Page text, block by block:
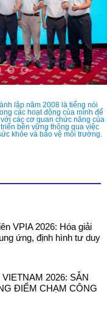
lập năm 2008 là tiếng nói
các hoạt động của mình để
các cơ quan chức năng của
bền vững thông qua việc
khỏe và bảo vệ môi trường.
VPIA 2026: Hóa giải
ứng, định hình tư duy
2026: SẴN
ĐIỂM CHẠM CÔNG